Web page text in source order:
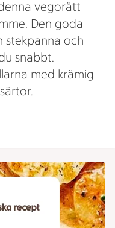
vegorätt
Den goda
stekpanna och
snabbt.
med krämig